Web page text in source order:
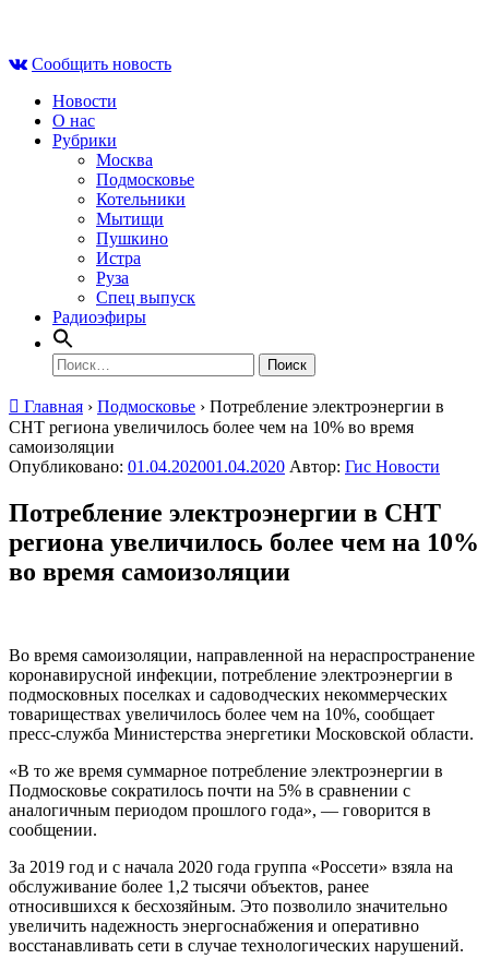
contentСообщить новость
Новости
О нас
Рубрики
Москва
Подмосковье
Котельники
Мытищи
Пушкино
Истра
Руза
Спец выпуск
Радиоэфиры
Найти:
Главная › Подмосковье › Потребление электроэнергии в
СНТ региона увеличилось более чем на 10% во время
самоизоляции
Опубликовано: 01.04.202001.04.2020 Автор: Гис Новости
Потребление электроэнергии в СНТ
региона увеличилось более чем на 10%
во время самоизоляции
Во время самоизоляции, направленной на нераспространение
коронавирусной инфекции, потребление электроэнергии в
подмосковных поселках и садоводческих некоммерческих
товариществах увеличилось более чем на 10%, сообщает
пресс-служба Министерства энергетики Московской области.
«В то же время суммарное потребление электроэнергии в
Подмосковье сократилось почти на 5% в сравнении с
аналогичным периодом прошлого года», — говорится в
сообщении.
За 2019 год и с начала 2020 года группа «Россети» взяла на
обслуживание более 1,2 тысячи объектов, ранее
относившихся к бесхозяйным. Это позволило значительно
увеличить надежность энергоснабжения и оперативно
восстанавливать сети в случае технологических нарушений.